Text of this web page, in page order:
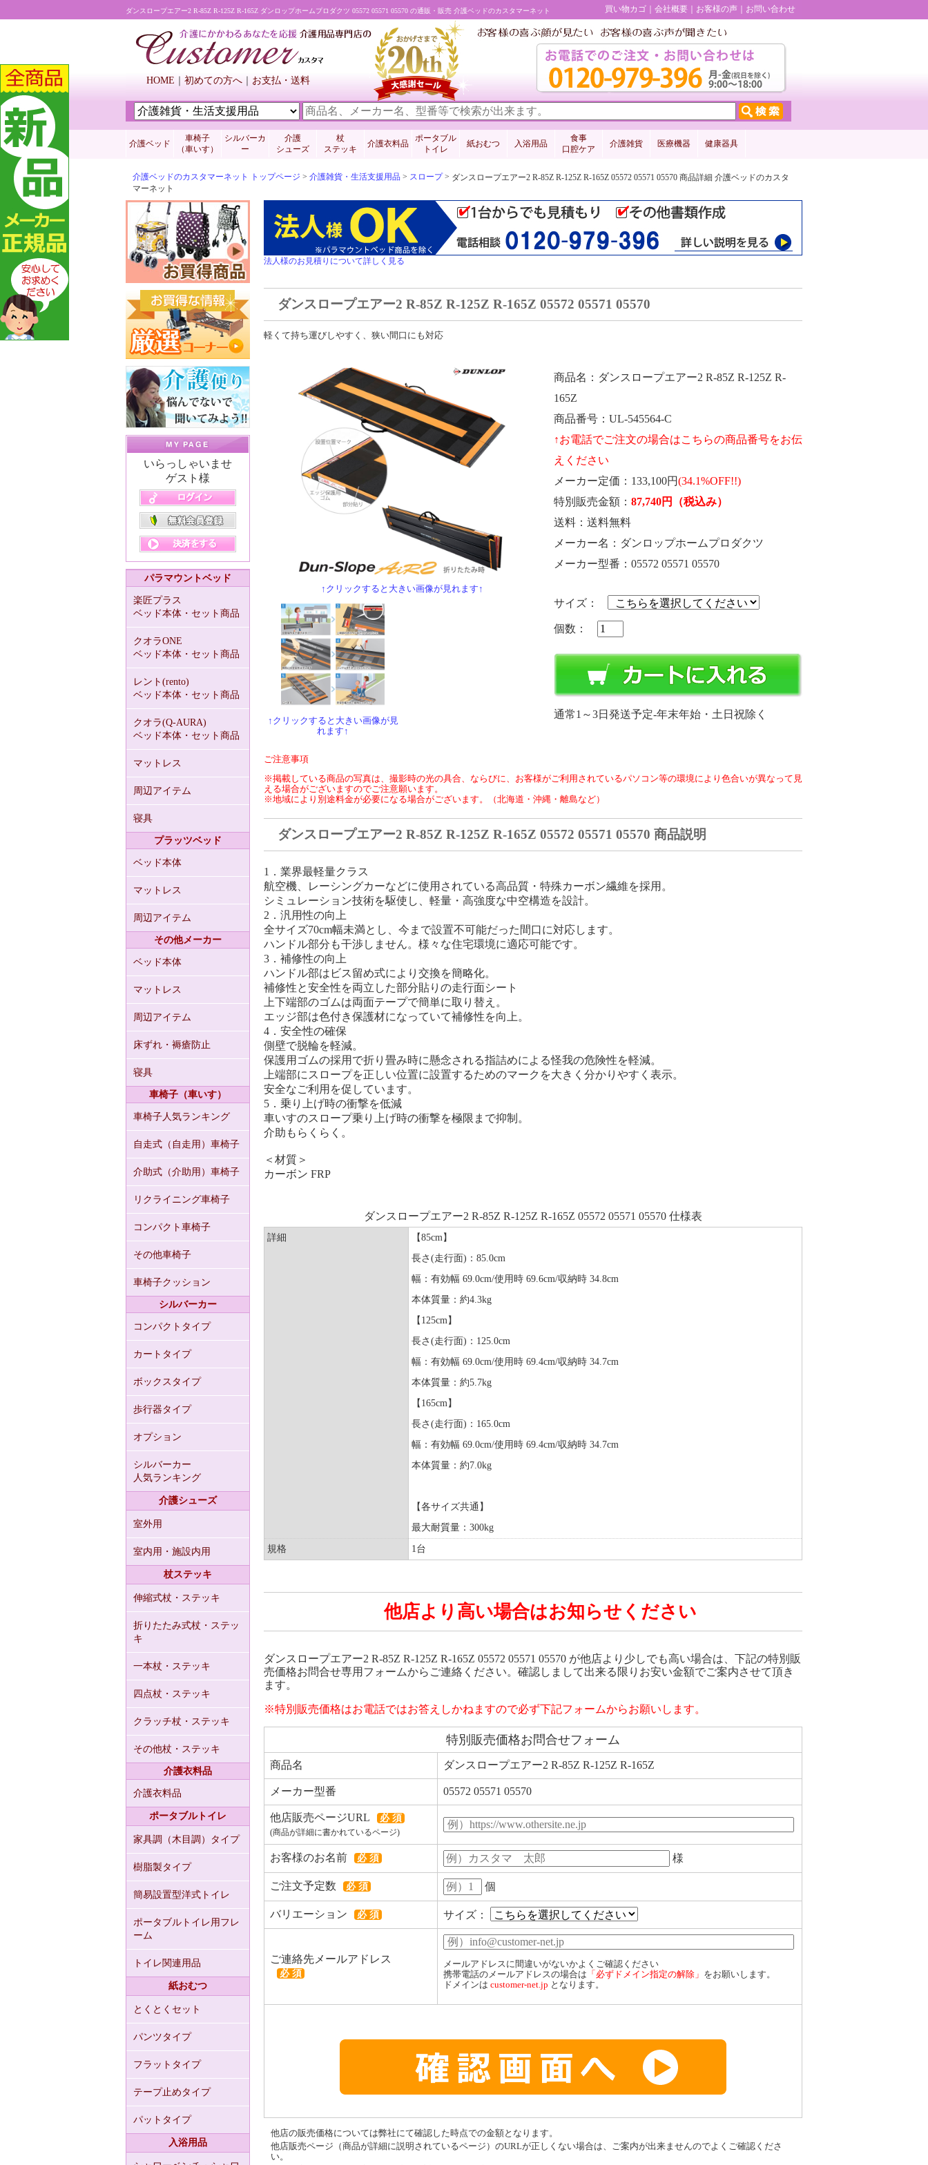
ダンスロープエアー2 R-85Z R-125Z R-165Z ダンロップホームプロダクツ 05572 05571 05570 の通販・販売 介護ベッドのカスタマーネット 買い物カゴ 会社概要 お客様の声 お問い合わせ
HOME 初めての方へ お支払・送料
介護ベッド
車椅子
（車いす）
シルバーカ
ー
介護
シューズ
杖
ステッキ
介護衣料品
ポータブル
トイレ
紙おむつ 入浴用品
食事
口腔ケア
介護雑貨 医療機器 健康器具
介護ベッドのカスタマーネット トップページ > 介護雑貨・生活支援用品 > スロープ> ダンスロープエアー2 R-85Z R-125Z R-165Z 05572 05571 05570 商品詳細 介護ベッドのカスタ
マーネット
いらっしゃいませ
ゲスト様
パラマウントベッド
楽匠プラス
ベッド本体・セット商品
クオラONE
ベッド本体・セット商品
レント(rento)
ベッド本体・セット商品
クオラ(Q-AURA)
ベッド本体・セット商品
マットレス
周辺アイテム
寝具
プラッツベッド
ベッド本体
マットレス
周辺アイテム
その他メーカー
ベッド本体
マットレス
周辺アイテム
床ずれ・褥瘡防止
寝具
車椅子（車いす）
車椅子人気ランキング
自走式（自走用）車椅子
介助式（介助用）車椅子
リクライニング車椅子
コンパクト車椅子
その他車椅子
車椅子クッション
シルバーカー
コンパクトタイプ
カートタイプ
ボックスタイプ
歩行器タイプ
オプション
シルバーカー
人気ランキング
介護シューズ
室外用
室内用・施設内用
杖ステッキ
伸縮式杖・ステッキ
折りたたみ式杖・ステッ
キ
一本杖・ステッキ
四点杖・ステッキ
クラッチ杖・ステッキ
その他杖・ステッキ
介護衣料品
介護衣料品
ポータブルトイレ
家具調（木目調）タイプ
樹脂製タイプ
簡易設置型洋式トイレ
ポータブルトイレ用フレ
ーム
トイレ関連用品
紙おむつ
とくとくセット
パンツタイプ
フラットタイプ
テープ止めタイプ
パットタイプ
入浴用品
法人様のお見積りについて詳しく見る
ダンスロープエアー2 R-85Z R-125Z R-165Z 05572 05571 05570
軽くて持ち運びしやすく、狭い間口にも対応
↑クリックすると大きい画像が見れます↑
↑クリックすると大きい画像が見
れます↑
商品名
ダンスロープエアー2 R-85Z R-125Z R-
165Z
商品番号
UL-545564-C
メーカー定価 133,100円(34.1%OFF!!)
特別販売金額
87,740円
（税込み）
送料
送料無料
メーカー名
ダンロップホームプロダクツ
メーカー型番
05572 05571 05570
サイズ：
個数：
通常1～3日発送予定-年末年始・土日祝除く
ご注意事項
※掲載している商品の写真は、撮影時の光の具合、ならびに、お客様がご利用されているパソコン等の環境により色合いが異なって見
える場合がございますのでご注意願います。
※地域により別途料金が必要になる場合がございます。（北海道・沖縄・離島など）
ダンスロープエアー2 R-85Z R-125Z R-165Z 05572 05571 05570 商品説明
1．業界最軽量クラス
航空機、レーシングカーなどに使用されている高品質・特殊カーボン繊維を採用。
シミュレーション技術を駆使し、軽量・高強度な中空構造を設計。
2．汎用性の向上
全サイズ70cm幅未満とし、今まで設置不可能だった間口に対応します。
ハンドル部分も干渉しません。様々な住宅環境に適応可能です。
3．補修性の向上
ハンドル部はビス留め式により交換を簡略化。
補修性と安全性を両立した部分貼りの走行面シート
上下端部のゴムは両面テープで簡単に取り替え。
エッジ部は色付き保護材になっていて補修性を向上。
4．安全性の確保
側壁で脱輪を軽減。
保護用ゴムの採用で折り畳み時に懸念される指詰めによる怪我の危険性を軽減。
上端部にスロープを正しい位置に設置するためのマークを大きく分かりやすく表示。
安全なご利用を促しています。
5．乗り上げ時の衝撃を低減
車いすのスロープ乗り上げ時の衝撃を極限まで抑制。
介助もらくらく。
＜材質＞
カーボン FRP
ダンスロープエアー2 R-85Z R-125Z R-165Z 05572 05571 05570 仕様表
詳細
【85cm】
長さ(走行面)：85.0cm
幅：有効幅 69.0cm/使用時 69.6cm/収納時 34.8cm
本体質量：約4.3kg
【125cm】
長さ(走行面)：125.0cm
幅：有効幅 69.0cm/使用時 69.4cm/収納時 34.7cm
本体質量：約5.7kg
【165cm】
長さ(走行面)：165.0cm
幅：有効幅 69.0cm/使用時 69.4cm/収納時 34.7cm
本体質量：約7.0kg
【各サイズ共通】
最大耐質量：300kg
規格 1台
他店より高い場合はお知らせください
ダンスロープエアー2 R-85Z R-125Z R-165Z 05572 05571 05570 が他店より少しでも高い場合は、下記の特別販
売価格お問合せ専用フォームからご連絡ください。確認しまして出来る限りお安い金額でご案内させて頂き
ます。
※特別販売価格はお電話ではお答えしかねますので必ず下記フォームからお願いします。
特別販売価格お問合せフォーム
商品名 ダンスロープエアー2 R-85Z R-125Z R-165Z
メーカー型番 05572 05571 05570
他店販売ページURL 必 須
(商品が詳細に書かれているページ)
お客様のお名前 必 須 様
ご注文予定数 必 須 個
バリエーション 必 須 サイズ：
ご連絡先メールアドレス
必 須
メールアドレスに間違いがないかよくご確認ください
携帯電話のメールアドレスの場合は 「必ずドメイン指定の解除」 をお願いします。
ドメインは customer-net.jp となります。
他店の販売価格については弊社にて確認した時点での金額となります。
他店販売ページ（商品が詳細に説明されているページ）のURLが正しくない場合は、ご案内が出来ませんのでよくご確認くださ
い。